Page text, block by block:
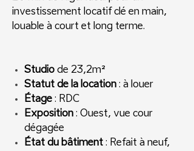
investissement locatif clé en main,
louable à court et long terme.
Studio de 23,2m²
Statut de la location : à louer
Étage : RDC
Exposition : Ouest, vue cour
dégagée
État du bâtiment : Refait à neuf,